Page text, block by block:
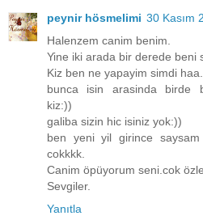
peynir hösmelimi 30 Kasım
Halenzem canim benim.
Yine iki arada bir derede beni
Kiz ben ne yapayim simdi haa.
bunca isin arasinda birde
kiz:))
galiba sizin hic isiniz yok:))
ben yeni yil girince
cokkkk.
Canim öpüyorum seni.cok
Sevgiler.
Yanıtla